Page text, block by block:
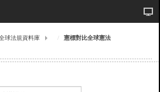
球法規資料庫 憲標對比全球憲法